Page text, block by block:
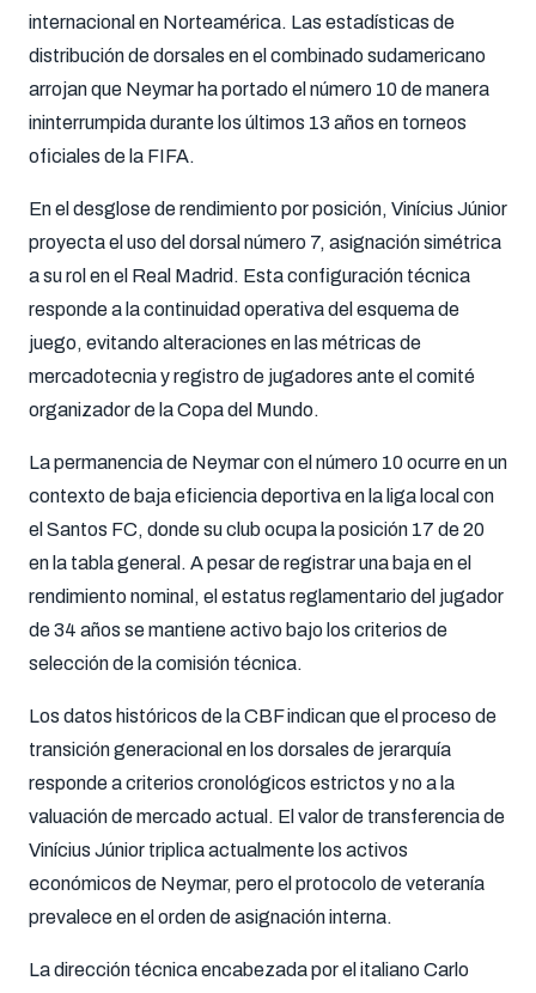
internacional en Norteamérica. Las estadísticas de
distribución de dorsales en el combinado sudamericano
arrojan que Neymar ha portado el número 10 de manera
ininterrumpida durante los últimos 13 años en torneos
oficiales de la FIFA.
En el desglose de rendimiento por posición, Vinícius Júnior
proyecta el uso del dorsal número 7, asignación simétrica
a su rol en el Real Madrid. Esta configuración técnica
responde a la continuidad operativa del esquema de
juego, evitando alteraciones en las métricas de
mercadotecnia y registro de jugadores ante el comité
organizador de la Copa del Mundo.
La permanencia de Neymar con el número 10 ocurre en un
contexto de baja eficiencia deportiva en la liga local con
el Santos FC, donde su club ocupa la posición 17 de 20
en la tabla general. A pesar de registrar una baja en el
rendimiento nominal, el estatus reglamentario del jugador
de 34 años se mantiene activo bajo los criterios de
selección de la comisión técnica.
Los datos históricos de la CBF indican que el proceso de
transición generacional en los dorsales de jerarquía
responde a criterios cronológicos estrictos y no a la
valuación de mercado actual. El valor de transferencia de
Vinícius Júnior triplica actualmente los activos
económicos de Neymar, pero el protocolo de veteranía
prevalece en el orden de asignación interna.
La dirección técnica encabezada por el italiano Carlo